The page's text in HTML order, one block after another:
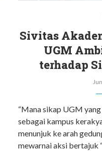
Sivitas
UGM
terhadap
“Mana sikap UGM
sebagai kampus
menunjuk ke arah
mewarnai aksi bertajuk